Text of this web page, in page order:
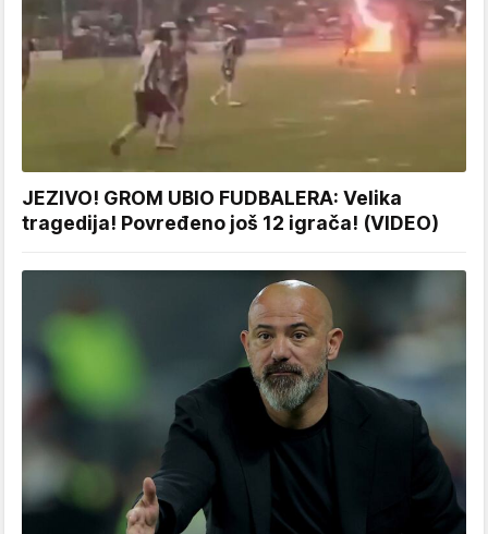
JEZIVO! GROM UBIO FUDBALERA: Velika
tragedija! Povređeno još 12 igrača! (VIDEO)